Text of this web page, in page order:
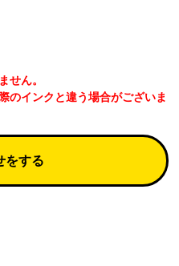
せん。
のインクと違う場合がございま
をする